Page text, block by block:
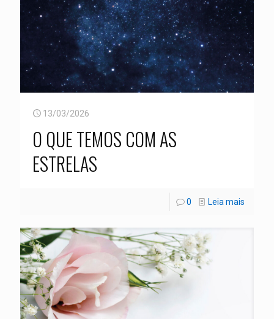
13/03/2026
O QUE TEMOS COM AS
ESTRELAS
0 Leia mais